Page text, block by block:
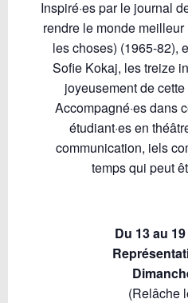
Inspiré·es par le journal
rendre le monde meilleur
les choses) (1965-82),
Sofie Kokaj, les treize
joyeusement de
Accompagné·es dans
étudiant·es en
communication, iels
temps qui peut
Du 13 au
(Relâche